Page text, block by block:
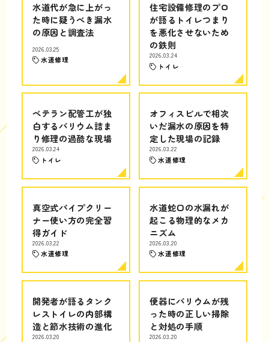
水道代が急に上がっ
た時に疑うべき漏水
の原因と調査法
2026.03.25
水道修理
住宅設備修理のプロ
が語るトイレつまり
を悪化させないため
の鉄則
2026.03.24
トイレ
ベテラン配管工が独
白するバリウム詰ま
り修理の過酷な現場
2026.03.24
トイレ
オフィスビルで相次
いだ漏水の原因を特
定した現場の記録
2026.03.22
水道修理
真空式パイプクリー
ナー使い方の完全習
得ガイド
2026.03.22
水道修理
水道蛇口の水漏れが
起こる物理的なメカ
ニズム
2026.03.20
水道修理
開発者が語るタンク
レストイレの内部構
造と節水技術の進化
2026.03.20
便器にバリウムが残
った時の正しい掃除
と対処の手順
2026.03.20